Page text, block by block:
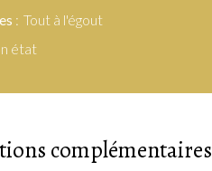
Tout à l'égout
état
complémentaires